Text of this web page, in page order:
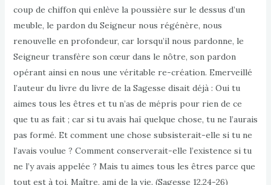
coup de chiffon qui enlève la poussière sur le dessus d’un
meuble, le pardon du Seigneur nous régénère, nous
renouvelle en profondeur, car lorsqu’il nous pardonne, le
Seigneur transfère son cœur dans le nôtre, son pardon
opérant ainsi en nous une véritable re-création. Emerveillé
l’auteur du livre du livre de la Sagesse disait déjà : Oui tu
aimes tous les êtres et tu n’as de mépris pour rien de ce
que tu as fait ; car si tu avais haï quelque chose, tu ne l’aurais
pas formé. Et comment une chose subsisterait-elle si tu ne
l’avais voulue ? Comment conserverait-elle l’existence si tu
ne l’y avais appelée ? Mais tu aimes tous les êtres parce que
tout est à toi, Maître, ami de la vie. (Sagesse 12,24-26)